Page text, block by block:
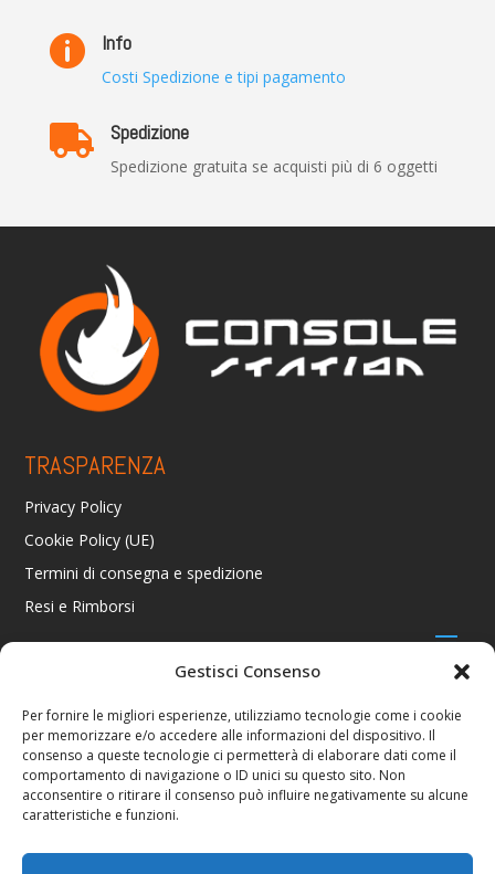
Gestisci Consenso
Per fornire le migliori esperienze, utilizziamo tecnologie come i cookie
per memorizzare e/o accedere alle informazioni del dispositivo. Il
consenso a queste tecnologie ci permetterà di elaborare dati come il
comportamento di navigazione o ID unici su questo sito. Non
acconsentire o ritirare il consenso può influire negativamente su alcune
caratteristiche e funzioni.
 Info
Costi Spedizione e tipi pagamento
 Spedizione
Spedizione gratuita se acquisti più di 6 oggetti
TRASPARENZA
Privacy Policy
Cookie Policy (UE)
Termini di consegna e spedizione
Resi e Rimborsi
CONTATTI
Via R. Giuliani 70/c Rosso, 50141 Firenze FI
+39 055 4289002 / +39 392 2343100
info@consolestation.it
P.Iva 04990180483